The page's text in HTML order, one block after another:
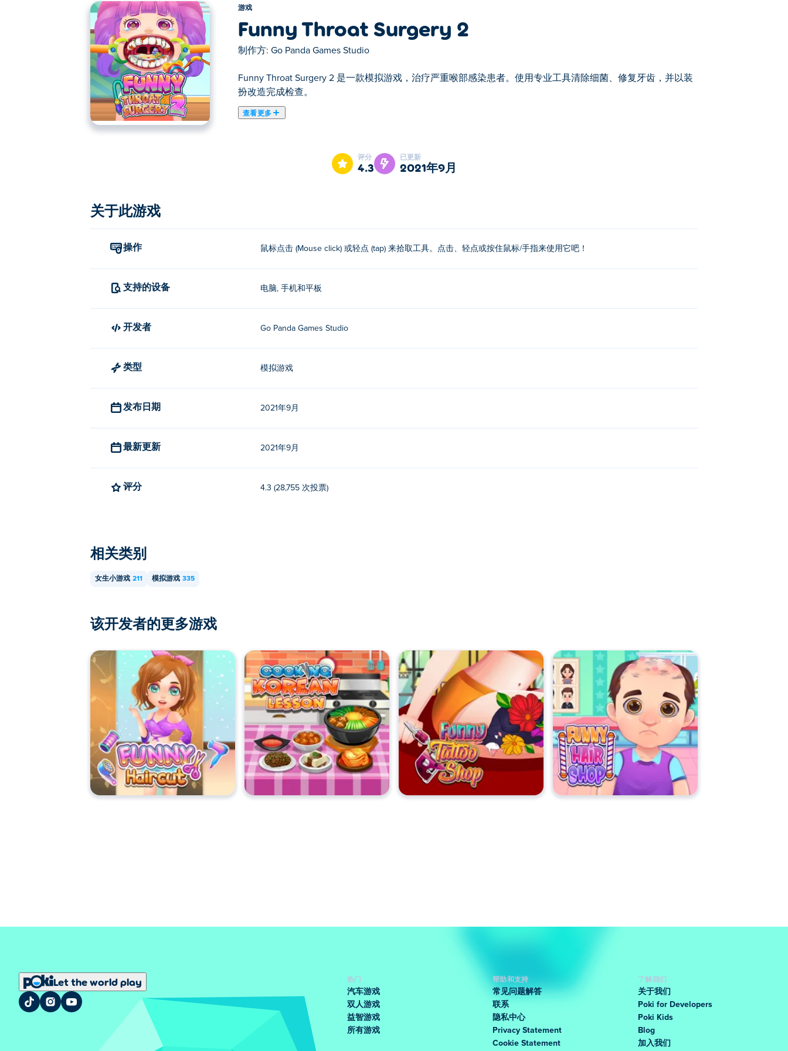
游戏
Funny Throat Surgery 2
制作方: Go Panda Games Studio
Funny Throat Surgery 2 是一款模拟游戏，治疗严重喉部感染患者。使用专业工具清除细菌、修复牙齿，并以装
扮改造完成检查。
查看更多
在这里你可以玩Funny Throat Surgery 2. Funny Throat Surgery 2是我们的精选之一。
评分
4.3
已更新
2021年9月
关于此游戏
操作 鼠标点击 (Mouse click) 或轻点 (tap) 来拾取工具。点击、轻点或按住鼠标/手指来使用它吧！
支持的设备 电脑, 手机和平板
开发者 Go Panda Games Studio
类型 模拟游戏
发布日期 2021年9月
最新更新 2021年9月
评分 4.3 (28,755 次投票)
相关类别
女生小游戏 211 模拟游戏 335
该开发者的更多游戏
Let the world play
热门
汽车游戏
双人游戏
益智游戏
所有游戏
帮助和支持
常见问题解答
联系
隐私中心
Privacy Statement
Cookie Statement
了解我们
关于我们
Poki for Developers
Poki Kids
Blog
加入我们